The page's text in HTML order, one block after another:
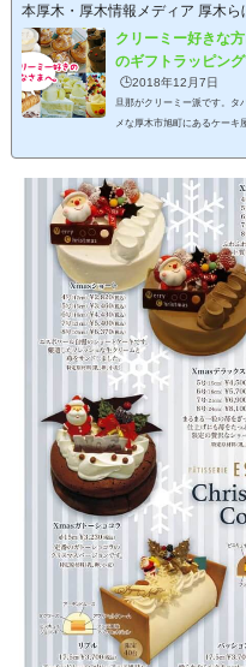
本厚木・厚木情報メディア 厚木ら
クリーミー好きな
のギフトラッピン
🕒️2018年12月7日
旦那がクリーミー派です。タ
メな厚木市旭町にあるケーキ
日厚木市旭町に移転オープン
とができず、近くに来てくれ
へ10...